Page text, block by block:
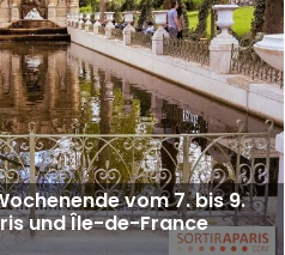
vom 7. bis 9.
und Île-de-France